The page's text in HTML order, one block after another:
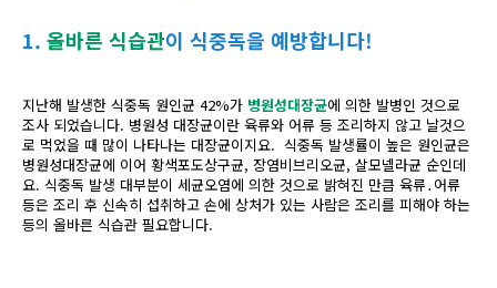
1. 올바른 식습관이 식중독을 예방합니다!
지난해 발생한 식중독 원인균 42%가 병원성대장균에 의한 발병인 것으로
조사 되었습니다. 병원성 대장균이란 육류와 어류 등 조리하지 않고 날것으
로 먹었을 때 많이 나타나는 대장균이지요. 식중독 발생률이 높은 원인균은
병원성대장균에 이어 황색포도상구균, 장염비브리오균, 살모넬라균 순인데
요. 식중독 발생 대부분이 세균오염에 의한 것으로 밝혀진 만큼 육류․어류
등은 조리 후 신속히 섭취하고 손에 상처가 있는 사람은 조리를 피해야 하는
등의 올바른 식습관 필요합니다.